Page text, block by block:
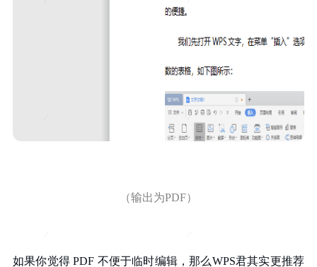
（输出为PDF）
如果你觉得 PDF 不便于临时编辑，那么WPS君其实更推荐